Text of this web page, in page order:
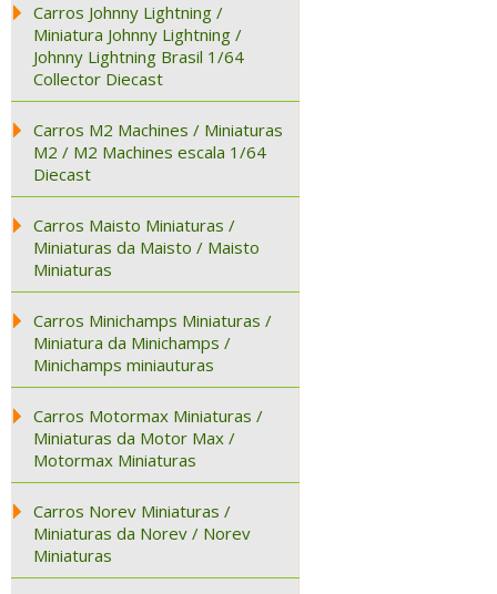
Carros Johnny Lightning /
Miniatura Johnny Lightning /
Johnny Lightning Brasil 1/64
Collector Diecast
Carros M2 Machines / Miniaturas
M2 / M2 Machines escala 1/64
Diecast
Carros Maisto Miniaturas /
Miniaturas da Maisto / Maisto
Miniaturas
Carros Minichamps Miniaturas /
Miniatura da Minichamps /
Minichamps miniauturas
Carros Motormax Miniaturas /
Miniaturas da Motor Max /
Motormax Miniaturas
Carros Norev Miniaturas /
Miniaturas da Norev / Norev
Miniaturas